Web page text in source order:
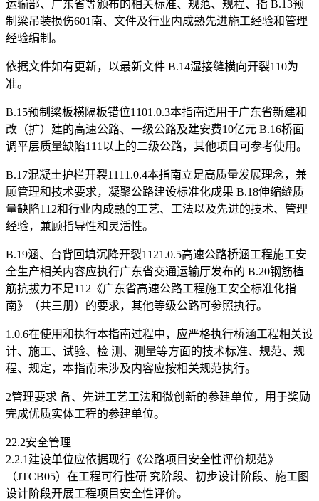
运输部、广东省等颁布的相关标准、规范、规程、指 B.13预
制梁吊装损伤601南、文件及行业内成熟先进施工经验和管理
经验编制。
依据文件如有更新，以最新文件 B.14湿接缝横向开裂110为
准。
B.15预制梁板横隔板错位1101.0.3本指南适用于广东省新建和
改（扩）建的高速公路、一级公路及建安费10亿元 B.16桥面
调平层质量缺陷111以上的二级公路，其他项目可参考使用。
B.17混凝土护栏开裂1111.0.4本指南立足高质量发展理念，兼
顾管理和技术要求，凝聚公路建设标准化成果 B.18伸缩缝质
量缺陷112和行业内成熟的工艺、工法以及先进的技术、管理
经验，兼顾指导性和灵活性。
B.19涵、台背回填沉降开裂1121.0.5高速公路桥涵工程施工安
全生产相关内容应执行广东省交通运输厅发布的 B.20钢筋植
筋抗拔力不足112《广东省高速公路工程施工安全标准化指
南》（共三册）的要求，其他等级公路可参照执行。
1.0.6在使用和执行本指南过程中，应严格执行桥涵工程相关设
计、施工、试验、检 测、测量等方面的技术标准、规范、规
程、规定，本指南未涉及内容应按相关规范执行。
2管理要求 备、先进工艺工法和微创新的参建单位，用于奖励
完成优质实体工程的参建单位。
22.2安全管理
2.2.1建设单位应依据现行《公路项目安全性评价规范》
（JTCB05）在工程可行性研 究阶段、初步设计阶段、施工图
设计阶段开展工程项目安全性评价。